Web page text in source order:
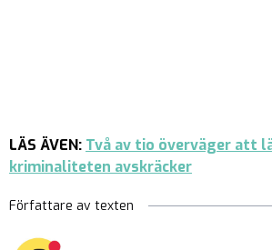
LÄS ÄVEN: Två av tio överväger att
kriminaliteten avskräcker
Författare av texten